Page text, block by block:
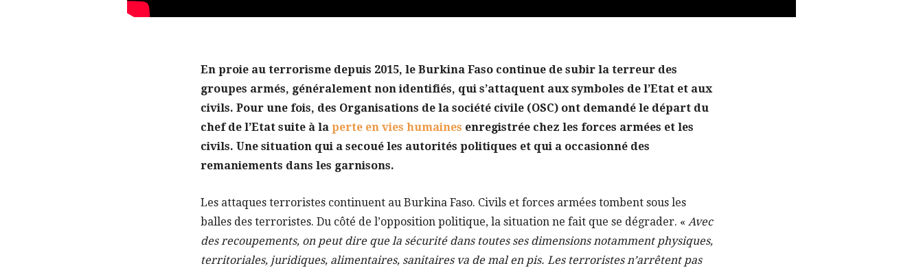
En proie au terrorisme depuis 2015, le Burkina Faso continue de subir la terreur des
groupes armés, généralement non identifiés, qui s’attaquent aux symboles de l’Etat et aux
civils. Pour une fois, des Organisations de la société civile (OSC) ont demandé le départ du
chef de l’Etat suite à la perte en vies humaines enregistrée chez les forces armées et les
civils. Une situation qui a secoué les autorités politiques et qui a occasionné des
remaniements dans les garnisons.
Les attaques terroristes continuent au Burkina Faso. Civils et forces armées tombent sous les
balles des terroristes. Du côté de l’opposition politique, la situation ne fait que se dégrader. « Avec
des recoupements, on peut dire que la sécurité dans toutes ses dimensions notamment physiques,
territoriales, juridiques, alimentaires, sanitaires va de mal en pis. Les terroristes n’arrêtent pas